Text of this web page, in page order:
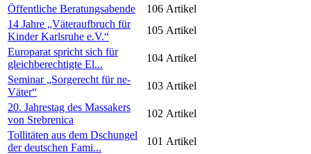
Öffentliche Beratungsabende
106 Artikel
14 Jahre „Väteraufbruch für
Kinder Karlsruhe e.V.“
105 Artikel
Europarat spricht sich für
gleichberechtigte El...
104 Artikel
Seminar „Sorgerecht für ne-
Väter“
103 Artikel
20. Jahrestag des Massakers
von Srebrenica
102 Artikel
Tollitäten aus dem Dschungel
der deutschen Fami...
101 Artikel